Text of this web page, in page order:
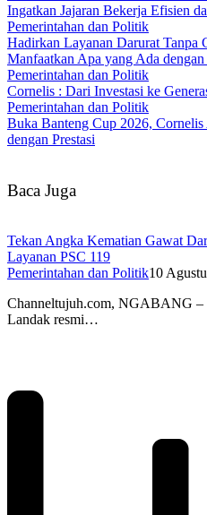
Ingatkan Jajaran Bekerja Efisien
Pemerintahan dan Politik
Hadirkan Layanan Darurat Tanpa
Manfaatkan Apa yang Ada dengan
Pemerintahan dan Politik
Cornelis : Dari Investasi ke
Pemerintahan dan Politik
Buka Banteng Cup 2026,
dengan Prestasi
Baca Juga
Tekan Angka Kematian Gawat
Layanan PSC 119
Pemerintahan dan Politik10
Channeltujuh.com, NGABANG –
Landak resmi…